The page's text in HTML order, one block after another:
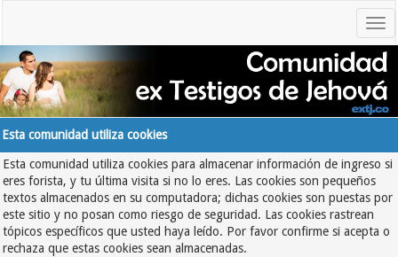
Esta comunidad utiliza cookies
Esta comunidad utiliza cookies para almacenar información de ingreso si
eres forista, y tu última visita si no lo eres. Las cookies son pequeños
textos almacenados en su computadora; dichas cookies son puestas por
este sitio y no posan como riesgo de seguridad. Las cookies rastrean
tópicos específicos que usted haya leído. Por favor confirme si acepta o
rechaza que estas cookies sean almacenadas.